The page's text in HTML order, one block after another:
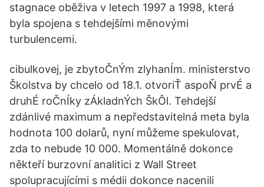
stagnace oběživa v letech 1997 a 1998, která
byla spojena s tehdejšími měnovými
turbulencemi.
cibulkovej, je zbytoČnÝm zlyhanÍm. ministerstvo
Školstva by chcelo od 18.1. otvoriŤ aspoŇ prvÉ a
druhÉ roČnÍky zÁkladnÝch ŠkÔl. Tehdejší
zdánlivé maximum a nepředstavitelná meta byla
hodnota 100 dolarů, nyní můžeme spekulovat,
zda to nebude 10 000. Momentálně dokonce
někteří burzovní analitici z Wall Street
spolupracujícími s médii dokonce nacenili